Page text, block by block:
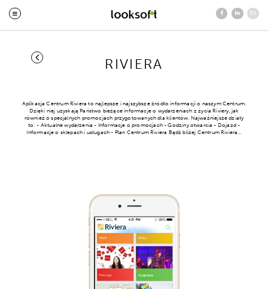
EN
RIVIERA
Aplikacja Centrum Riviera to najlepsze i najszybsze źródło informacji o naszym Centrum.
Dzięki niej uzyskają Państwo bieżące informacje o wydarzeniach z życia Riviery, jak
również o specjalnych promocjach przygotowanych dla klientów. Najważniejsze działy
to: - Aktualne wydarzenia - Informacje o promocjach - Godziny otwarcia - Dojazd -
Informacje o sklepach i usługach - Plan Centrum Riviera Bądź bliżej Centrum Riviera…